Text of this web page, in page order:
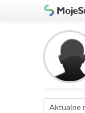
Aktualne